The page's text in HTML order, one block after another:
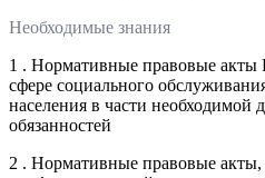
Необходимые знания
1 . Нормативные правовые акты
сфере социального
населения в части
обязанностей
2 . Нормативные правовые